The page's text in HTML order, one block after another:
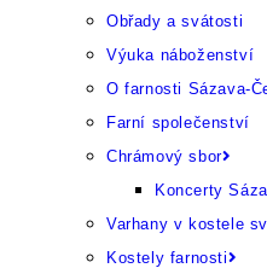
Obřady a svátosti
Výuka náboženství
O farnosti Sázava-
Farní společenství
Chrámový sbor
Koncerty
Varhany v kostele
Kostely farnosti